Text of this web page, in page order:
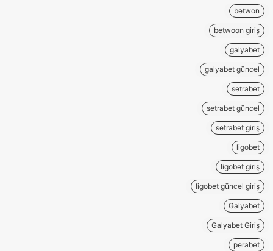
betwon
betwoon giriş
galyabet
galyabet güncel
setrabet
setrabet güncel
setrabet giriş
ligobet
ligobet giriş
ligobet güncel giriş
Galyabet
Galyabet Giriş
perabet